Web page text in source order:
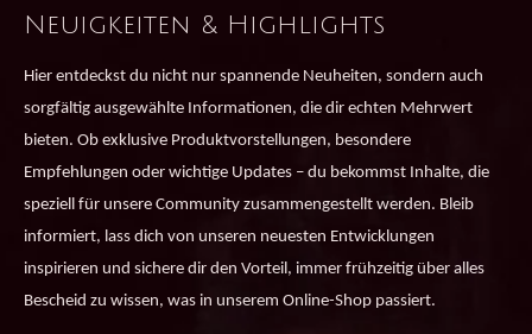
Neuigkeiten & Highlights
Hier entdeckst du nicht nur spannende Neuheiten, sondern auch
sorgfältig ausgewählte Informationen, die dir echten Mehrwert
bieten. Ob exklusive Produktvorstellungen, besondere
Empfehlungen oder wichtige Updates – du bekommst Inhalte, die
speziell für unsere Community zusammengestellt werden. Bleib
informiert, lass dich von unseren neuesten Entwicklungen
inspirieren und sichere dir den Vorteil, immer frühzeitig über alles
Bescheid zu wissen, was in unserem Online-Shop passiert.